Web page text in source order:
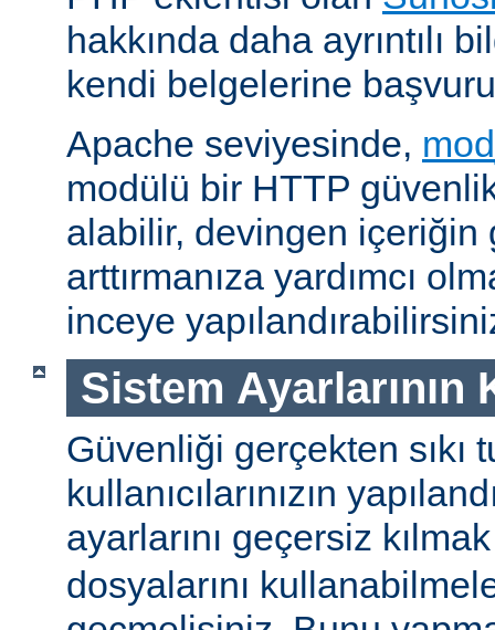
hakkında daha ayrıntılı
kendi belgelerine
Apache seviyesinde,
modülü bir HTTP
alabilir, devingen içeriğin
arttırmanıza yardımcı
inceye
Sistem Ayarlarının
Güvenliği gerçekten sıkı
kullanıcılarınızın
ayarlarını geçersiz
dosyalarını